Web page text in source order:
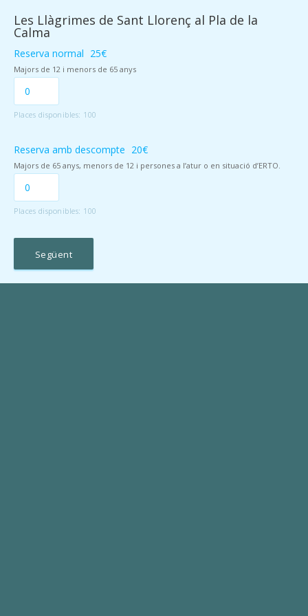
Les Llàgrimes de Sant Llorenç al Pla de la
Calma
Reserva normal 25€
Majors de 12 i menors de 65 anys
Places disponibles: 100
Reserva amb descompte 20€
Majors de 65 anys, menors de 12 i persones a l’atur o en situació d’ERTO.
Places disponibles: 100
Següent